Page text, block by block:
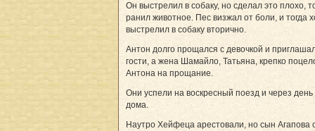
Он выстрелил в собаку, но сделал это плохо,
ранил животное. Пес визжал от боли, и тогда
выстрелил в собаку вторично.
Антон долго прощался с девочкой и
гости, а жена Шамайло, Татьяна, крепко
Антона на прощание.
Они успели на воскресный поезд и через
дома.
Наутро Хейфеца арестовали, но сын Агапова